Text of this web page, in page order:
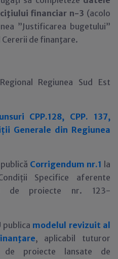
financiar n-3 (acolo
”Justificarea bugetului”
de finanţare.
Regiunea Sud Est
CPP.128, CPP. 137,
Generale din Regiunea
Corrigendum nr.1 la
ţii Specifice aferente
de proiecte nr. 123-
publica modelul revizuit al
, aplicabil tuturor
de proiecte lansate de